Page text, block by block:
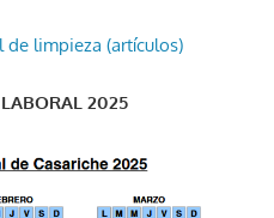
limpieza (artículos)
2025